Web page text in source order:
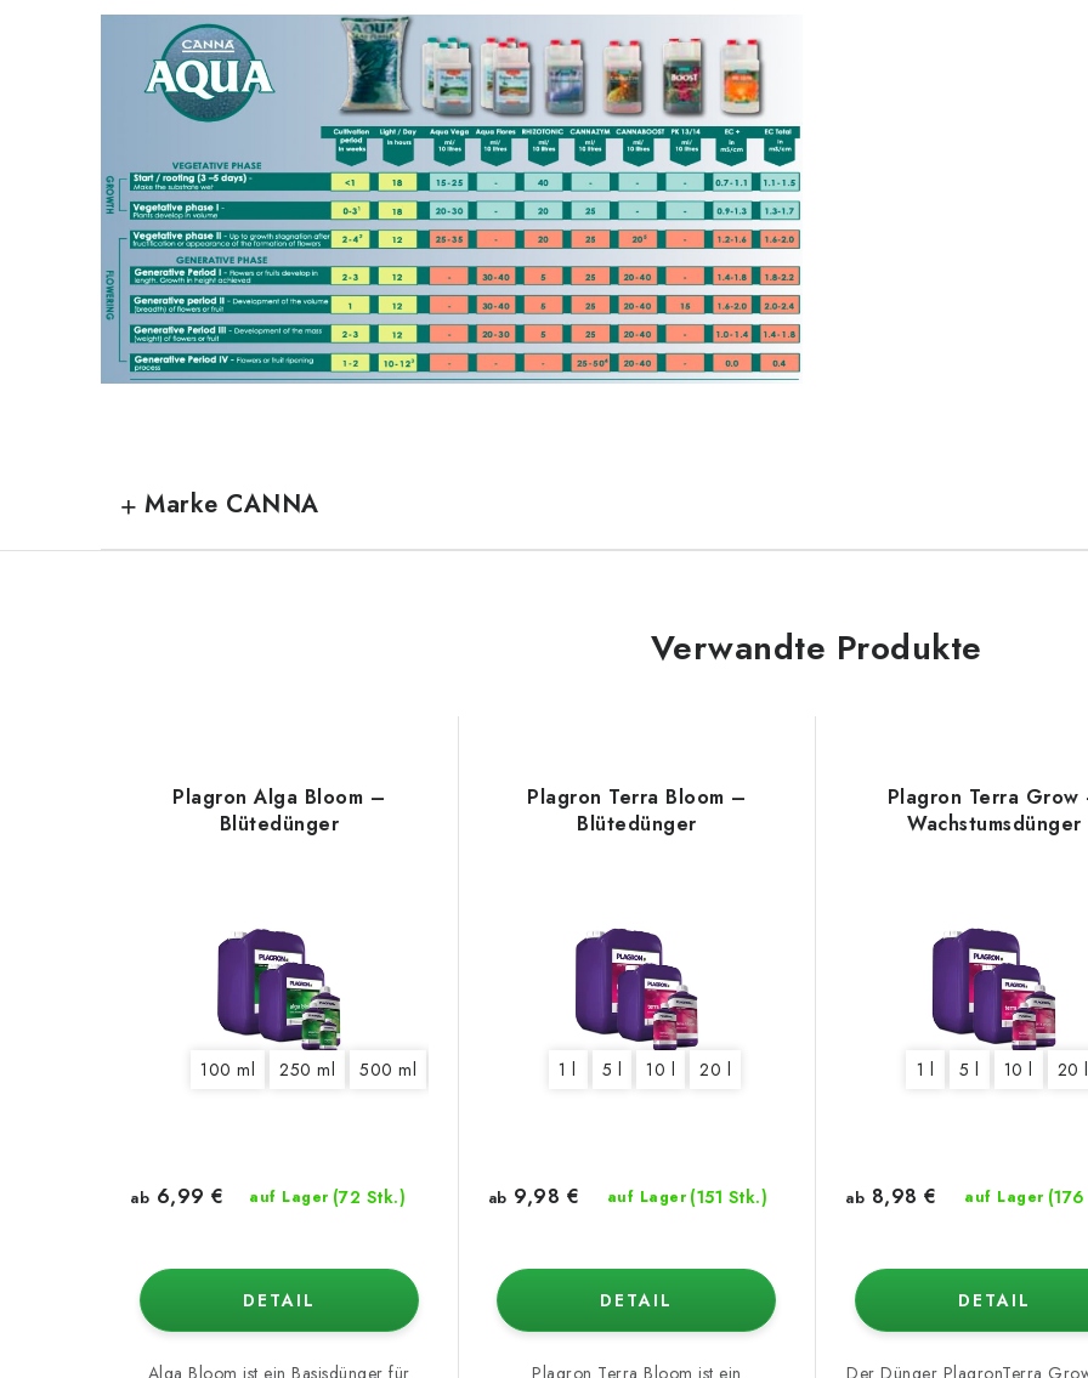
Marke CANNA
Verwandte Produkte
Plagron Alga Bloom –
Blütedünger
100 ml 250 ml 500 ml 20 l
auf Lager (72 Stk.)
ab 6,99 €
DETAIL
Alga Bloom ist ein Basisdünger für
Plagron Terra Bloom –
Blütedünger
1 l 5 l 10 l 20 l
auf Lager (151 Stk.)
ab 9,98 €
DETAIL
Plagron Terra Bloom ist ein
Plagron Terra Grow
Wachstumsdünger
1 l 5 l 10 l 20 l
auf Lager
ab 8,98 €
DETAIL
Der Dünger PlagronTerra